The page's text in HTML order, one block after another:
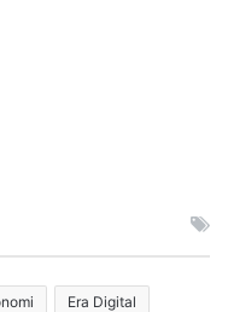
Era Digital